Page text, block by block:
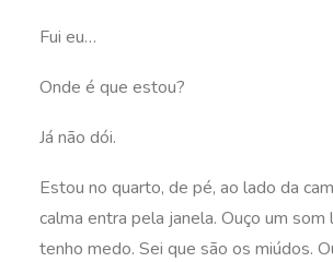
Fui eu…
Onde é que estou?
Já não dói.
Estou no quarto, de pé, ao lado da
calma entra pela janela. Ouço um som
tenho medo. Sei que são os miúdos.